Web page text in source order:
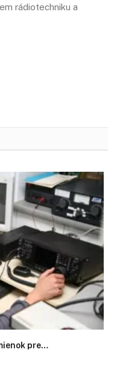
rádiotechniku a
pre…